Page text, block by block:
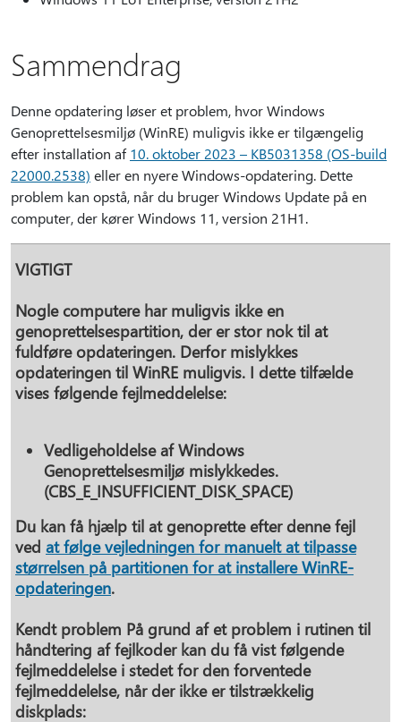
Sammendrag
Denne opdatering løser et problem, hvor Windows
Genoprettelsesmiljø (WinRE) muligvis ikke er tilgængelig
efter installation af10. oktober 2023 – KB5031358 (OS-build
22000.2538) eller en nyere Windows-opdatering. Dette
problem kan opstå, når du bruger Windows Update på en
computer, der kører Windows 11, version 21H1.
VIGTIGT
Nogle computere har muligvis ikke en
genoprettelsespartition, der er stor nok til at
fuldføre opdateringen. Derfor mislykkes
opdateringen til WinRE muligvis. I dette tilfælde
vises følgende fejlmeddelelse:
Vedligeholdelse af Windows
Genoprettelsesmiljø mislykkedes.
(CBS_E_INSUFFICIENT_DISK_SPACE)
Du kan få hjælp til at genoprette efter denne fejl
ved at følge vejledningen for manuelt at tilpasse
størrelsen på partitionen for at installere WinRE-
opdateringen.
Kendt problem På grund af et problem i rutinen til
håndtering af fejlkoder kan du få vist følgende
fejlmeddelelse i stedet for den forventede
fejlmeddelelse, når der ikke er tilstrækkelig
diskplads: